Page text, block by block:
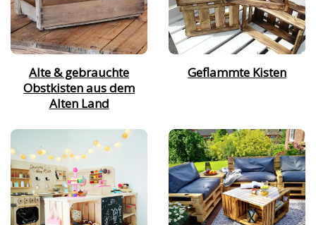
Alte & gebrauchte
Obstkisten aus dem
Alten Land
Geflammte Kisten